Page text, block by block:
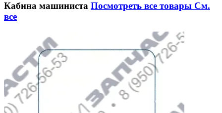
Кабина машиниста Посмотреть все товары См.
все